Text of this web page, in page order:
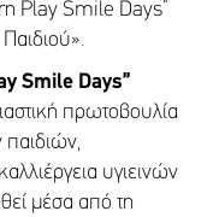
Play Smile Days”
Smile Days”
πρωτοβουλία
υγιεινών
μέσα από τη